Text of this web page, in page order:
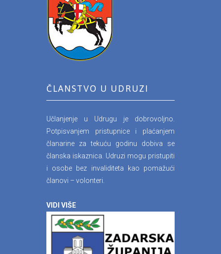
ČLANSTVO U UDRUZI
Učlanjenje u Udrugu je dobrovoljno.
Potpisvanjem pristupnice i plaćanjem
članarine za tekuću godinu dobiva se
članska iskaznica. Udruzi mogu pristupiti
i osobe bez invaliditeta kao pomažući
članovi – volonteri.
VIDI VIŠE